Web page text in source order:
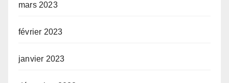
mars 2023
février 2023
janvier 2023